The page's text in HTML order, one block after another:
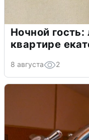
Ночной
квартире
8 августа 2